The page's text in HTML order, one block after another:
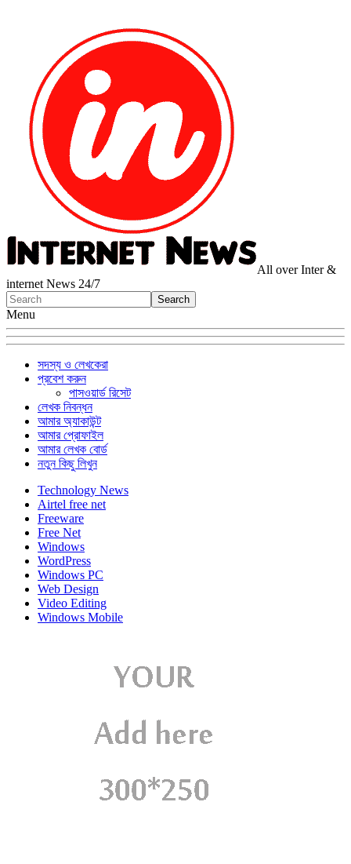
All over Inter &
internet News 24/7
Menu
সদস্য ও লেখকেরা
প্রবেশ করুন
পাসওয়ার্ড রিসেট
লেখক নিবন্ধন
আমার অ্যাকাউন্ট
আমার প্রোফাইল
আমার লেখক বোর্ড
নতুন কিছু লিখুন
Technology News
Airtel free net
Freeware
Free Net
Windows
WordPress
Windows PC
Web Design
Video Editing
Windows Mobile